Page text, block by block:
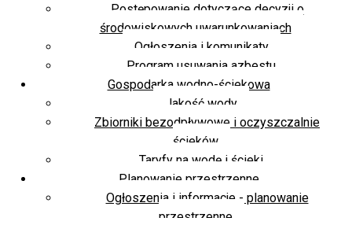
Postępowanie dotyczące decyzji o
środowiskowych uwarunkowaniach
Ogłoszenia i komunikaty
Program usuwania azbestu
Gospodarka wodno-ściekowa
Jakość wody
Zbiorniki bezodpływowe i oczyszczalnie
ścieków
Taryfy na wodę i ścieki
Planowanie przestrzenne
Ogłoszenia i informacje - planowanie
przestrzenne